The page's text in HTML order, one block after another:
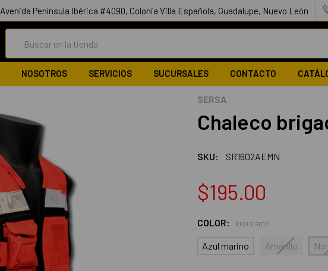
Avenida Península Ibérica #4090, Colonia Villa Española, Guadalupe, Nuevo León
NOSOTROS SERVICIOS SUCURSALES CONTACTO
SERSA
Chaleco
SKU: SR1602AEMN
$195.00
COLOR: REQUERIDO
Azul marino Amarillo